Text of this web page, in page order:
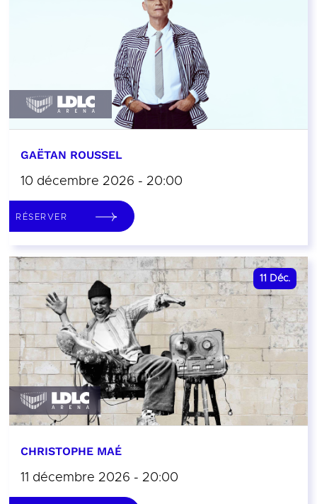
GAËTAN ROUSSEL
10 décembre 2026 - 20:00
RÉSERVER
11 Déc.
CHRISTOPHE MAÉ
11 décembre 2026 - 20:00